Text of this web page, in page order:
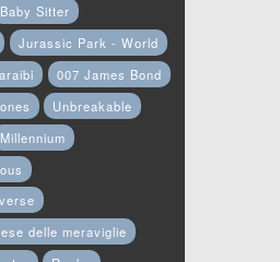
Baby Sitter
Jurassic Park - World
007 James Bond
Unbreakable
Millennium
delle meraviglie